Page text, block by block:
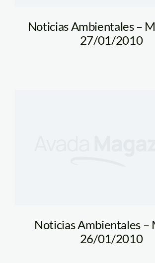
Noticias Ambientales –
27/01/2010
Noticias Ambientales –
26/01/2010